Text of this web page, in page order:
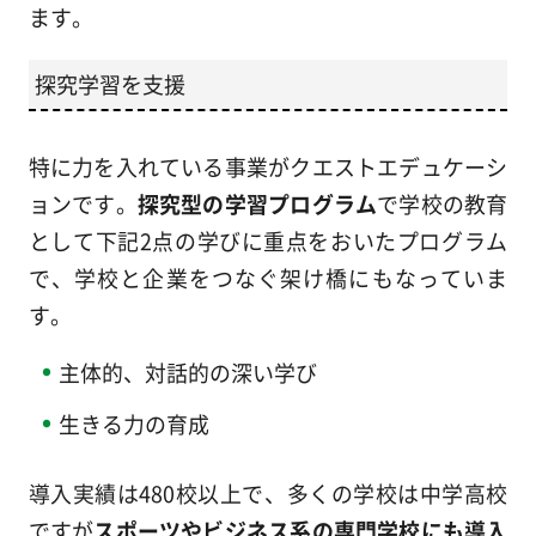
ます。
探究学習を支援
特に力を入れている事業がクエストエデュケーシ
ョンです。 探究型の学習プログラムで学校の教育
として下記2点の学びに重点をおいたプログラム
で、学校と企業をつなぐ架け橋にもなっていま
す。
主体的、対話的の深い学び
生きる力の育成
導入実績は480校以上で、多くの学校は中学高校